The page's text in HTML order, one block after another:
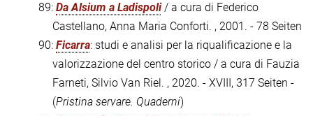
89: Da Alsium a Ladispoli/ a cura di Federico
Castellano, Anna Maria Conforti. , 2001. - 78 Seiten
90: Ficarra: studi e analisi per la riqualificazione e la
valorizzazione del centro storico / a cura di Fauzia
Farneti, Silvio Van Riel. , 2020. - XVIII, 317 Seiten -
(Pristina servare. Quaderni)